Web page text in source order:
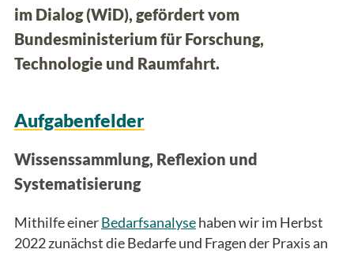
im Dialog (WiD), gefördert vom
Bundesministerium für Forschung,
Technologie und Raumfahrt.
Aufgabenfelder
Wissenssammlung, Reflexion und
Systematisierung
Mithilfe einerBedarfsanalysehaben wir im Herbst
2022 zunächst die Bedarfe und Fragen der Praxis an